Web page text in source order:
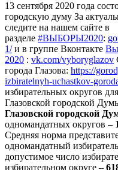
13 сентября 2020 года
городскую думу За
следите на нашем сайте в
разделе #ВЫБОРЫ2020:
1/и в группе Вконтакте
2020 : vk.com/vyboryglazov
города Глазова: https://
izbiratelnyh-uchastkov-
избирательных округов
Глазовской городской
Глазовской городской
одномандатных округов –
Средняя норма
одномандатный
допустимое число
избирательном округе –